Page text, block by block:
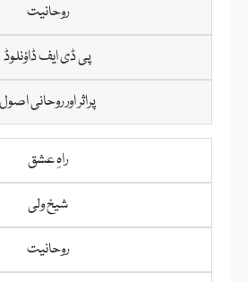
روحانیت
پی ڈی ایف ڈاؤنلوڈ
پراثر اور روحانی اصول
راہِ عشق
شیخ ولی
روحانیت